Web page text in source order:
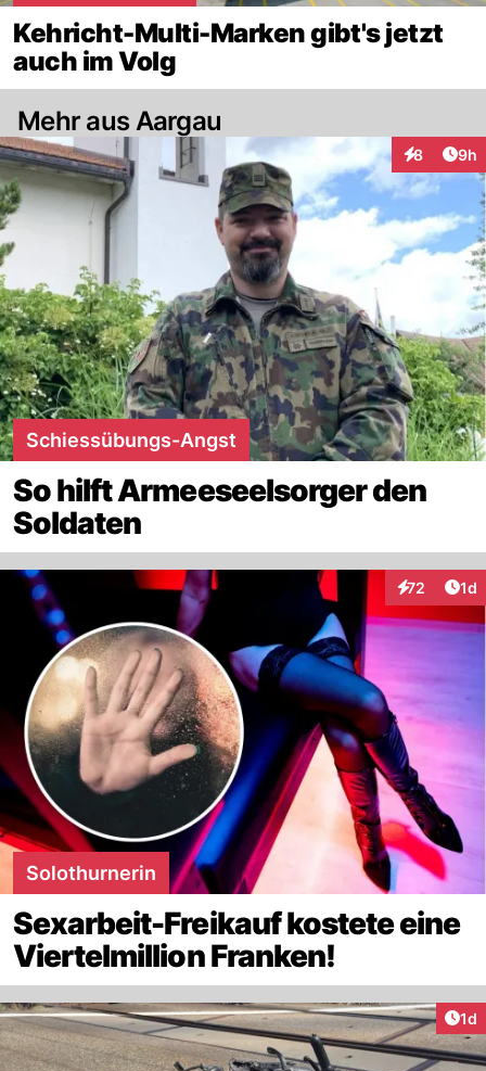
Kehricht-Multi-Marken gibt's jetzt
auch im Volg
Mehr aus Aargau
8 9h
Schiessübungs-Angst
So hilft Armeeseelsorger den
Soldaten
72 1d
Solothurnerin
Sexarbeit-Freikauf kostete eine
Viertelmillion Franken!
1d